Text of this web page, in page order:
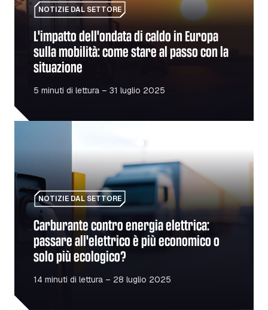
NOTIZIE DAL SETTORE
L'impatto dell'ondata di caldo in Europa
sulla mobilità: come stare al passo con la
situazione
5 minuti di lettura – 31 luglio 2025
NOTIZIE DAL SETTORE
Carburante contro energia elettrica:
passare all'elettrico è più economico o
solo più ecologico?
14 minuti di lettura – 28 luglio 2025